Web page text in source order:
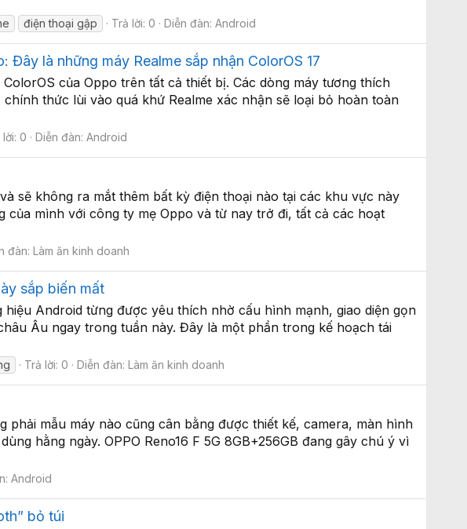
điện thoại gập Trả lời: 0 Diễn đàn:Android
là những máy Realme sắp nhận ColorOS 17
của Oppo trên tất cả thiết bị. Các dòng máy tương thích
thức lùi vào quá khứ Realme xác nhận sẽ loại bỏ hoàn toàn
lời: 0 Diễn đàn:Android
sẽ không ra mắt thêm bất kỳ điện thoại nào tại các khu vực này
của mình với công ty mẹ Oppo và từ nay trở đi, tất cả các hoạt
đàn:Làm ăn kinh doanh
sắp biến mất
Android từng được yêu thích nhờ cấu hình mạnh, giao diện gọn
Âu ngay trong tuần này. Đây là một phần trong kế hoạch tái
Trả lời: 0 Diễn đàn:Làm ăn kinh doanh
mẫu máy nào cũng cân bằng được thiết kế, camera, màn hình
hằng ngày. OPPO Reno16 F 5G 8GB+256GB đang gây chú ý vì
Android
bỏ túi